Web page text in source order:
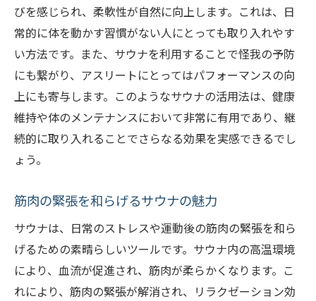
びを感じられ、柔軟性が自然に向上します。これは、日
常的に体を動かす習慣がない人にとっても取り入れやす
い方法です。また、サウナを利用することで怪我の予防
にも繋がり、アスリートにとってはパフォーマンスの向
上にも寄与します。このようなサウナの活用法は、健康
維持や体のメンテナンスにおいて非常に有用であり、継
続的に取り入れることでさらなる効果を実感できるでし
ょう。
筋肉の緊張を和らげるサウナの魅力
サウナは、日常のストレスや運動後の筋肉の緊張を和ら
げるための素晴らしいツールです。サウナ内の高温環境
により、血流が促進され、筋肉が柔らかくなります。こ
れにより、筋肉の緊張が解消され、リラクゼーション効